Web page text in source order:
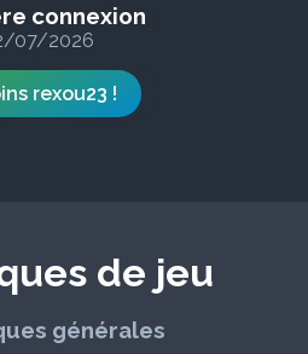
connexion
07/2026
rexou23 !
de jeu
générales